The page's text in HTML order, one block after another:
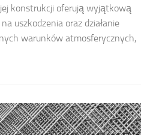
konstrukcji oferują wyjątkową
uszkodzenia oraz działanie
warunków atmosferycznych,